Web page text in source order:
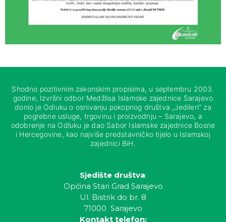
Shodno pozitivnim zakonskim propisima, u septembru 2003.
godine, Izvršni odbor Medžlisa Islamske zajednice Sarajevo
donio je Odluku o osnivanju pokopnog društva „Jedileri“ za
pogrebne usluge, trgovinu i proizvodnju – Sarajevo, a
odobrenje na Odluku je dao Sabor Islamske zajednice Bosne
i Hercegovine, kao najviše predstavničko tijelo u Islamskoj
zajednici BiH.
Sjedište društva:
Općina Stari Grad Sarajevo
Ul. Bistrik do br. 8
71000 Sarajevo
Kontakt telefon: